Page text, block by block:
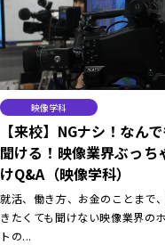
映像学科
【来校】NGナシ！なん
聞ける！映像業界ぶっち
けQ&A（映像学科）
就活、働き方、お金のことまで
きたくても聞けない映像業界の
トの...